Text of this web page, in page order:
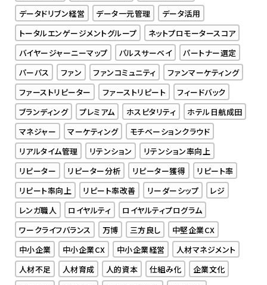
データドリブン経営
データ一元管理
データ活用
トータルエンゲージメントグループ
ネットプロモータースコア
バイヤージャーニーマップ
パルスサーベイ
パートナー選定
パーパス
ファン ファンコミュニティ
ファンマーケティング
ファーストリピーター
ファーストリピート
フィードバック
ブランディング
プレミアム ホスピタリティ
ホテル日航成田
マネジャー
マーケティング
モチベーションクラウド
リアルタイム管理
リテンション
リテンション率向上
リピーター
リピーター分析 リピーター獲得
リピート率
リピート率向上
リピート率改善 リーダーシップ
レジ
レンガ職人
ロイヤルティ
ロイヤルティプログラム
ワークライフバランス
万博 三方良し
中堅企業CX
中小企業
中小企業CX 中小企業経営
人材マネジメント
人材不足
人材育成 人的資本 仕組み化
企業文化